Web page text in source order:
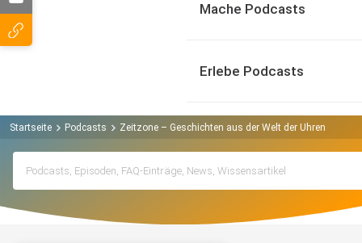
Mache Podcasts
Erlebe Podcasts
Startseite Podcasts Zeitzone – Geschichten aus der Welt der Uhren